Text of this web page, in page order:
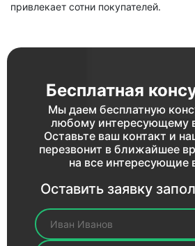
привлекает сотни покупателей.
Бесплатная
Мы даем бесплатную
любому интересующему
Оставьте ваш контакт и
перезвонит в ближайшее
на все интересующие
Оставить заявку